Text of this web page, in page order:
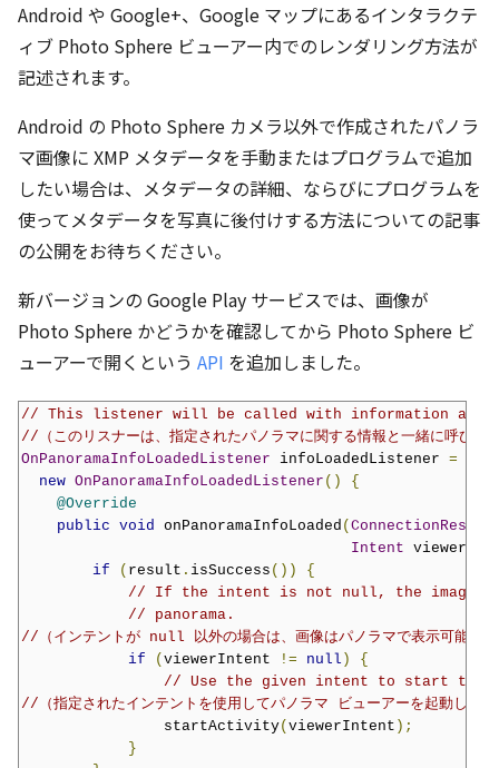
Android や Google+、Google マップにあるインタラクテ
ィブ Photo Sphere ビューアー内でのレンダリング方法が
記述されます。
Android の Photo Sphere カメラ以外で作成されたパノラ
マ画像に XMP メタデータを手動またはプログラムで追加
したい場合は、メタデータの詳細、ならびにプログラムを
使ってメタデータを写真に後付けする方法についての記事
の公開をお待ちください。
新バージョンの Google Play サービスでは、画像が
Photo Sphere かどうかを確認してから Photo Sphere ビ
ューアーで開くという API を追加しました。
// This listener will be called with information about
//（このリスナーは、指定されたパノラマに関する情報と一緒に呼び出
OnPanoramaInfoLoadedListener infoLoadedListener =
new OnPanoramaInfoLoadedListener ()
{
@Override
public void onPanoramaInfoLoaded ( ConnectionResult
Intent
if
( result . isSuccess ())
{
// If the intent is not null, the image can
// panorama.
//（インテントが null 以外の場合は、画像はパノラマで表示可能です
if
( viewerIntent != null )
{
// Use the given intent to start the
//（指定されたインテントを使用してパノラマ ビューアーを起動します
startActivity( viewerIntent );
}